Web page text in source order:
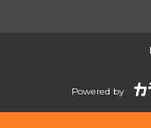
Powered by